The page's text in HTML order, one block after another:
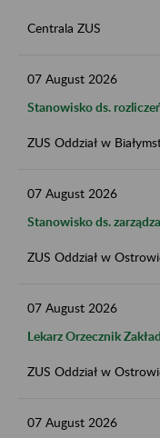
Centrala ZUS
07 August 2026
Stanowisko ds.
ZUS Oddział w
07 August 2026
Stanowisko ds.
ZUS Oddział w
07 August 2026
Lekarz Orzecznik
ZUS Oddział w
07 August 2026